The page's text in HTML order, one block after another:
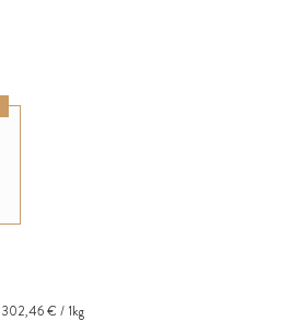
302,46 € / 1kg